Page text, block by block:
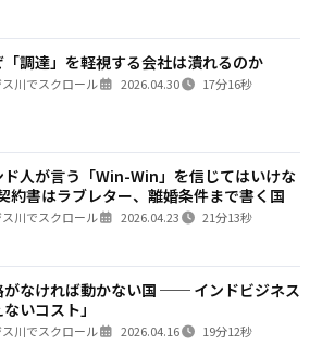
調達」を軽視する会社は潰れるのか
川でスクロール 2026.04.30 17分16秒
ド人が言う「Win-Win」を信じてはいけな
書はラブレター、離婚条件まで書く国
川でスクロール 2026.04.23 21分13秒
がなければ動かない国 ── インドビジネス
いコスト」
川でスクロール 2026.04.16 19分12秒